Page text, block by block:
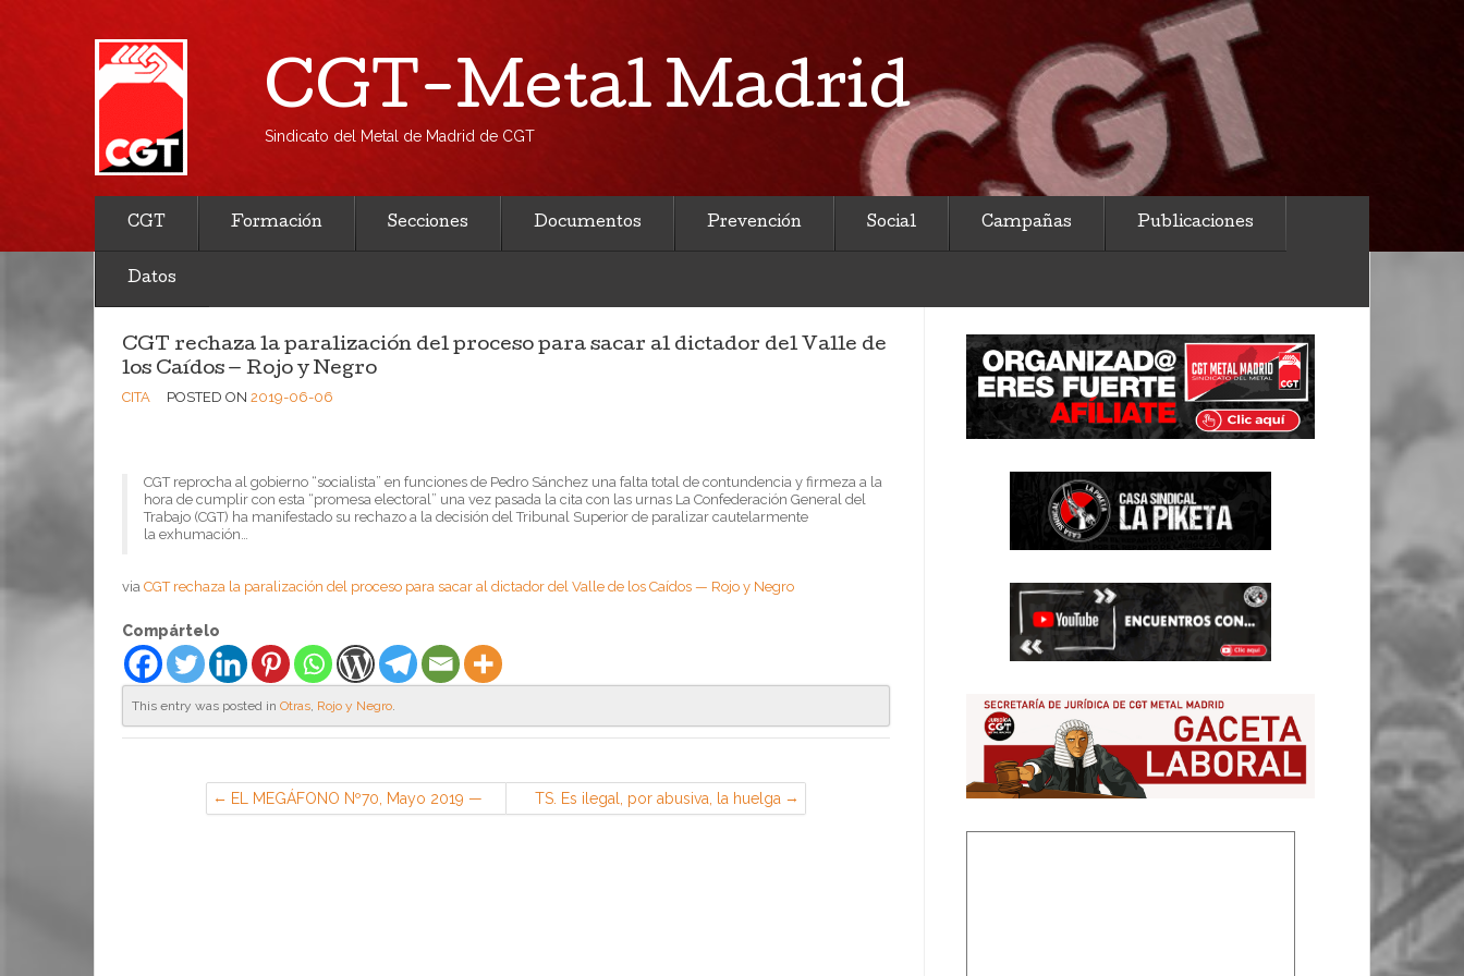
CGT-Metal Madrid
Sindicato del Metal de Madrid de CGT
CGT Formación Secciones Documentos Prevención Social Campañas Publicaciones
Datos
CGT rechaza la paralización del proceso para sacar al dictador del Valle de
los Caídos — Rojo y Negro
CITA POSTED ON 2019-06-06
CGT reprocha al gobierno “socialista” en funciones de Pedro Sánchez una falta total de contundencia y firmeza a la
hora de cumplir con esta “promesa electoral” una vez pasada la cita con las urnas La Confederación General del
Trabajo (CGT) ha manifestado su rechazo a la decisión del Tribunal Superior de paralizar cautelarmente
la exhumación…
via CGT rechaza la paralización del proceso para sacar al dictador del Valle de los Caídos — Rojo y Negro
Compártelo
This entry was posted in Otras, Rojo y Negro.
EL MEGÁFONO Nº70, Mayo 2019 —
CGT RENAULT
TS. Es ilegal, por abusiva, la huelga
que se convoca en la empresa, con